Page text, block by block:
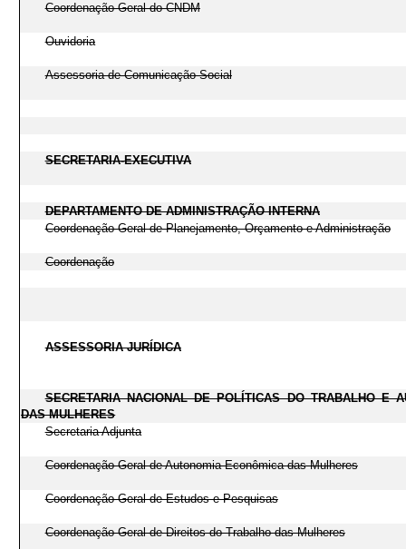
Coordenação-Geral do CNDM
Ouvidoria
Assessoria de Comunicação Social
SECRETARIA-EXECUTIVA
DEPARTAMENTO DE ADMINISTRAÇÃO INTERNA
Coordenação-Geral de Planejamento, Orçamento e Administração
Coordenação
ASSESSORIA JURÍDICA
SECRETARIA NACIONAL DE POLÍTICAS DO TRABALHO E
DAS MULHERES
Secretaria Adjunta
Coordenação-Geral de Autonomia Econômica das Mulheres
Coordenação-Geral de Estudos e Pesquisas
Coordenação-Geral de Direitos do Trabalho das Mulheres